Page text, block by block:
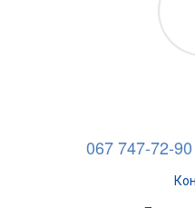
067 747-72-90